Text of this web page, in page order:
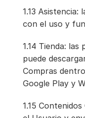
1.13
con el uso y
1.14 Tienda:
puede
Compras
Google Play y
1.15